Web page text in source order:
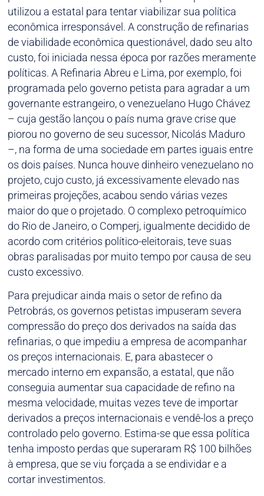
utilizou a estatal para tentar viabilizar sua política
econômica irresponsável. A construção de refinarias
de viabilidade econômica questionável, dado seu alto
custo, foi iniciada nessa época por razões meramente
políticas. A Refinaria Abreu e Lima, por exemplo, foi
programada pelo governo petista para agradar a um
governante estrangeiro, o venezuelano Hugo Chávez
– cuja gestão lançou o país numa grave crise que
piorou no governo de seu sucessor, Nicolás Maduro
–, na forma de uma sociedade em partes iguais entre
os dois países. Nunca houve dinheiro venezuelano no
projeto, cujo custo, já excessivamente elevado nas
primeiras projeções, acabou sendo várias vezes
maior do que o projetado. O complexo petroquímico
do Rio de Janeiro, o Comperj, igualmente decidido de
acordo com critérios político-eleitorais, teve suas
obras paralisadas por muito tempo por causa de seu
custo excessivo.
Para prejudicar ainda mais o setor de refino da
Petrobrás, os governos petistas impuseram severa
compressão do preço dos derivados na saída das
refinarias, o que impediu a empresa de acompanhar
os preços internacionais. E, para abastecer o
mercado interno em expansão, a estatal, que não
conseguia aumentar sua capacidade de refino na
mesma velocidade, muitas vezes teve de importar
derivados a preços internacionais e vendê-los a preço
controlado pelo governo. Estima-se que essa política
tenha imposto perdas que superaram R$ 100 bilhões
à empresa, que se viu forçada a se endividar e a
cortar investimentos.